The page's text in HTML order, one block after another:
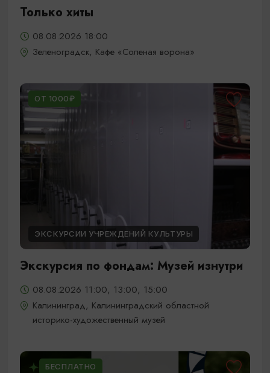
Только хиты
08.08.2026 18:00
Зеленоградск, Кафе «Соленая ворона»
ОТ 1000₽
ЭКСКУРСИИ УЧРЕЖДЕНИЙ КУЛЬТУРЫ
Экскурсия по фондам: Музей изнутри
08.08.2026 11:00, 13:00, 15:00
Калининград, Калининградский областной
историко-художественный музей
БЕСПЛАТНО